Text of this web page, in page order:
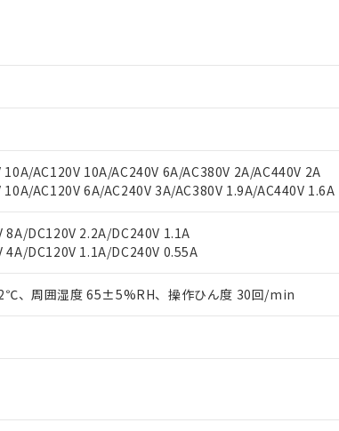
AC120V 10A/AC240V 6A/AC380V 2A/AC440V 2A
AC120V 6A/AC240V 3A/AC380V 1.9A/AC440V 1.6A
8A/DC120V 2.2A/DC240V 1.1A
4A/DC120V 1.1A/DC240V 0.55A
、周囲湿度 65±5%RH、操作ひん度 30回/min
だき、同意のうえご利用ください。
社制御機器事業取扱商品の当社在庫状況および標準価格
取扱商品の中には、本サービスの対象外となる商品もあ
れた時点での実際の在庫および標準価格とは異なる場合
よび標準価格はお客様のお取引先、またはお客様担当の
談ください。
販売店や当社販売拠点は「販売ネットワーク
」をご確
準価格結果を当社の事前の承諾なく第三者に漏洩または
部品リスト作成サービス）をご利用いただくには、I-
す。
サイト上で当社にご登録された部品リストについて、当
指令（10物質）の非含有に対応した製品が提供可能な商
令（10物質）の非含有に対応した製品に切り替える予定
指令（10物質）の非含有に非対応の商品で、対応品を
など無形物で、有害物質有無と関係のない商品です。
非含有部品としていたものが、含有品と判明した場合
1000ppm以下、 カドミウム(Cd) 100ppm以下、
下、ポリ臭化ビフェニル類(PBB) 1000ppm以下、ポリ臭化ジフェニル
および制御機器に対する適用除外項目は除く。
ついては閾値を超える意図的な使用がないことを確認しています。
などにより、予定月が前後することがあります。
ンロード
社販売部門へお問い合わせください。
T26572)：
: 1000ppm、 Cd(カドミウム) : 100ppm、
、 PBBs(ポリ臭化ビフェニル類) : 1000ppm、 PBDEs(ポリ臭化ジフェニ
、 DIBP(フタル酸ジイソブチル) : 1000ppm、 BBP(フタル酸ブチル
ヘキシル)) : 1000ppm
限
質）のすべてが基準値以下であることを示します。
下において有害物質が外部に漏えいし、環境に深刻な
社製品のうち、外国為替および外国貿易法に定める商品
国外への提供する場合は、日本国政府の輸出許可(また
破棄する場合は、完全に破砕するなど、違法に輸出され
、核兵器、ミサイル、化学兵器、生物兵器またはその他
を第三者に販売する場合は、上記1、2および3の内容を
先および販売に係わる関係者が違法に輸出するおそれが
在庫あり
たないが在庫あり
の在庫状況については、お客様のお取引先、またはお
当社販売員にご確認ください)
、また在庫状況の情報を公開していない機種